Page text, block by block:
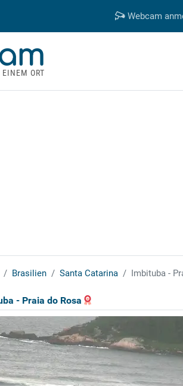
Webcam
ORT
Brasilien Santa Catarina Imbituba -
- Praia do Rosa